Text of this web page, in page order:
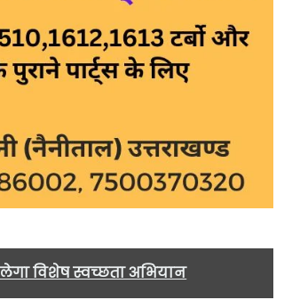
विशेष स्वच्छता अभियान